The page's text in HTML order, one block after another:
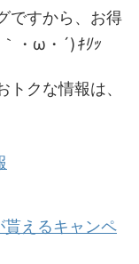
ですから、お得
・ω・´)ｷﾘｯ
クな情報は、
えるキャンペ